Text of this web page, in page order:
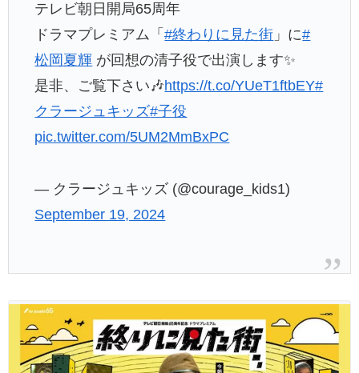
テレビ朝日開局65周年
ドラマプレミアム「#終わりに見た街 」に#
松岡夏輝 が回想の清子役で出演します✨
是非、ご覧下さい🎶https://t.co/YUeT1ftbEY#
クラージュキッズ#子役
pic.twitter.com/5UM2MmBxPC
— クラージュキッズ (@courage_kids1)
September 19, 2024